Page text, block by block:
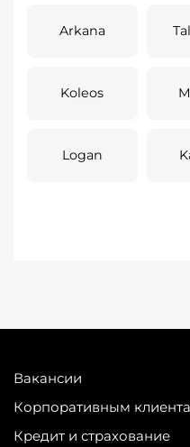
Arkana
Koleos
Logan
Вакансии
Корпоративным
Кредит и страхование